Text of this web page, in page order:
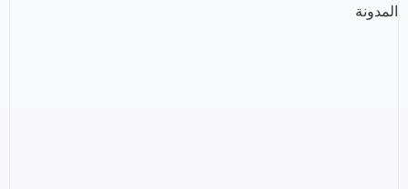
المدونة